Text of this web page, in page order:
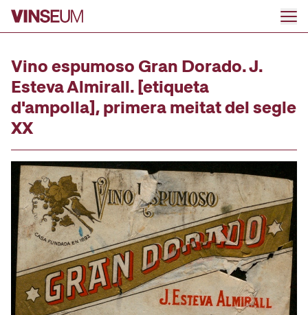
Ir al contenido
Vino espumoso Gran Dorado. J.
Esteva Almirall. [etiqueta
d'ampolla], primera meitat del segle
XX